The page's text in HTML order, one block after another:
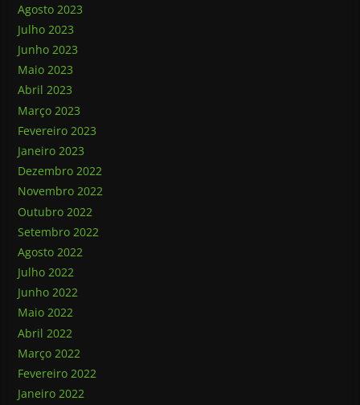
Agosto 2023
Julho 2023
Junho 2023
Maio 2023
Abril 2023
Março 2023
Fevereiro 2023
Janeiro 2023
Dezembro 2022
Novembro 2022
Outubro 2022
Setembro 2022
Agosto 2022
Julho 2022
Junho 2022
Maio 2022
Abril 2022
Março 2022
Fevereiro 2022
Janeiro 2022